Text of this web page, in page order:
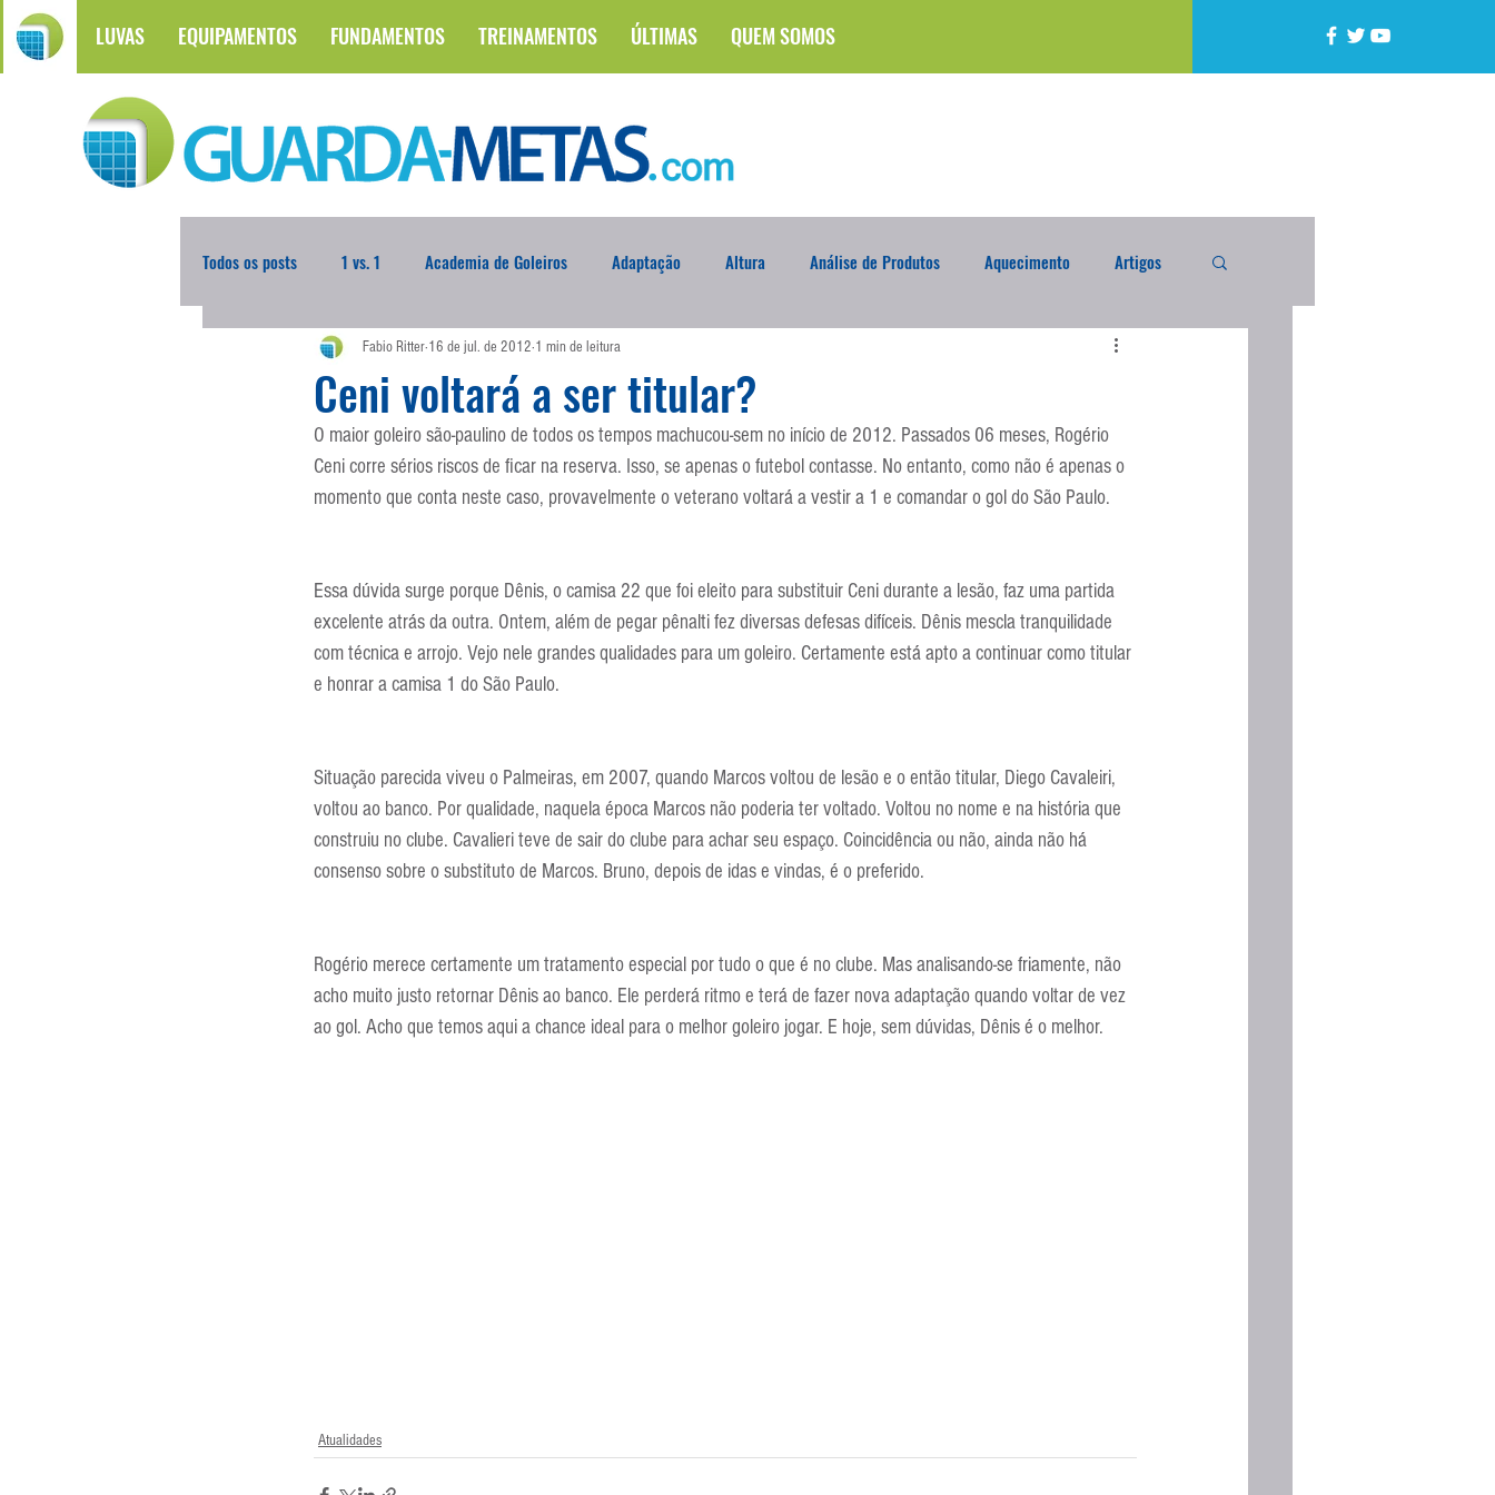
LUVAS EQUIPAMENTOS FUNDAMENTOS TREINAMENTOS ÚLTIMAS QUEM SOMOS
Todos os posts 1 vs. 1 Academia de Goleiros Adaptação Altura Análise de Produtos Aquecimento Artigos
Atualidades Blogoleiro da Semana Brasileirão Compra Exterior
Comunicação Copa do Mundo Curso Defesa da Semana Deslocamento DVD Encaixada Enquete
Escola Francesa Escola Inglesa
Ceni voltará a ser titular?
Fabio Ritter 16 de jul. de 2012 1 min de leitura
O maior goleiro são-paulino de todos os tempos machucou-sem no início de 2012. Passados 06 meses, Rogério
Ceni corre sérios riscos de ficar na reserva. Isso, se apenas o futebol contasse. No entanto, como não é apenas o
momento que conta neste caso, provavelmente o veterano voltará a vestir a 1 e comandar o gol do São Paulo.
Essa dúvida surge porque Dênis, o camisa 22 que foi eleito para substituir Ceni durante a lesão, faz uma partida
excelente atrás da outra. Ontem, além de pegar pênalti fez diversas defesas difíceis. Dênis mescla tranquilidade
com técnica e arrojo. Vejo nele grandes qualidades para um goleiro. Certamente está apto a continuar como titular
e honrar a camisa 1 do São Paulo.
Situação parecida viveu o Palmeiras, em 2007, quando Marcos voltou de lesão e o então titular, Diego Cavaleiri,
voltou ao banco. Por qualidade, naquela época Marcos não poderia ter voltado. Voltou no nome e na história que
construiu no clube. Cavalieri teve de sair do clube para achar seu espaço. Coincidência ou não, ainda não há
consenso sobre o substituto de Marcos. Bruno, depois de idas e vindas, é o preferido.
Rogério merece certamente um tratamento especial por tudo o que é no clube. Mas analisando-se friamente, não
acho muito justo retornar Dênis ao banco. Ele perderá ritmo e terá de fazer nova adaptação quando voltar de vez
ao gol. Acho que temos aqui a chance ideal para o melhor goleiro jogar. E hoje, sem dúvidas, Dênis é o melhor.
Atualidades